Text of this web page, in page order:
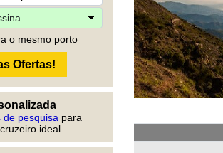
o mesmo porto
de pesquisa para
ideal.